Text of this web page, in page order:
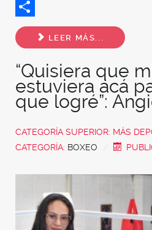
Twitter
Share
LEER MÁS...
“Quisiera que
estuviera acá
que logré”:
CATEGORÍA SUPERIOR: MÁS
CATEGORÍA: BOXEO